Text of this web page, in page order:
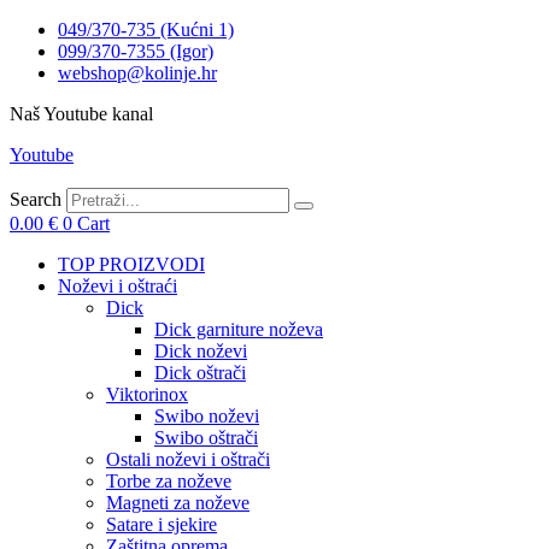
049/370-735 (Kućni 1)
099/370-7355 (Igor)
webshop@kolinje.hr
Naš Youtube kanal
Youtube
Search
0.00 € 0 Cart
TOP PROIZVODI
Noževi i oštraći
Dick
Dick garniture noževa
Dick noževi
Dick oštrači
Viktorinox
Swibo noževi
Swibo oštrači
Ostali noževi i oštrači
Torbe za noževe
Magneti za noževe
Satare i sjekire